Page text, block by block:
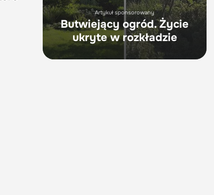
Artykuł sponsorowany
Butwiejący ogród. Życie
ukryte w rozkładzie